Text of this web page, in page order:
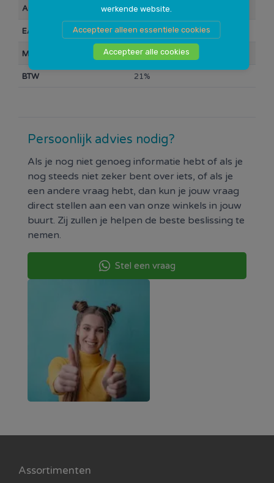
werkende website.
Accepteer alleen essentiele cookies
Accepteer alle cookies
Artikelnummer 10026182
EAN Barcode 8714868031909
Merk Lynx
BTW 21%
Persoonlijk advies nodig?
Als je nog niet genoeg informatie hebt of als je
nog steeds niet zeker bent over iets, of als je
een andere vraag hebt, dan kun je jouw vraag
direct stellen aan een van onze winkels in jouw
buurt. Zij zullen je helpen de beste beslissing te
nemen.
Stel een vraag
Assortimenten